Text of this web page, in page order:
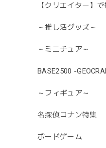
【クリエイター】
～推し活グッズ～
～ミニチュア～
BASE2500 -
～フィギュア～
名探偵コナン特集
ボードゲーム